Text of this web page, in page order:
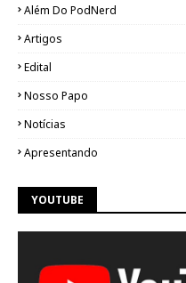
Além Do PodNerd
Artigos
Edital
Nosso Papo
Notícias
Apresentando
YOUTUBE